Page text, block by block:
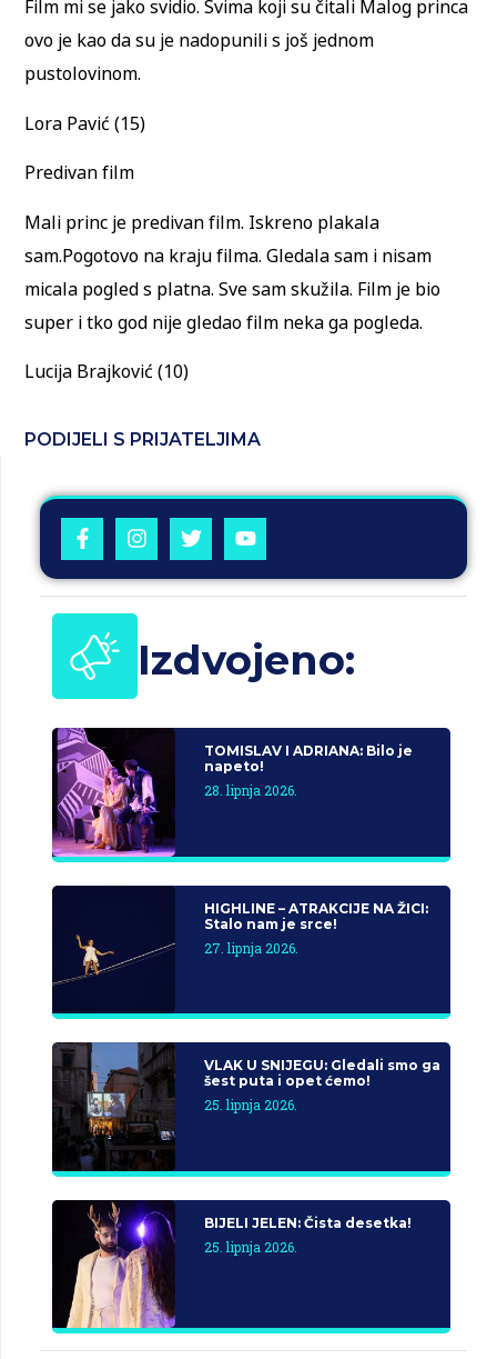
Film mi se jako svidio. Svima koji su čitali Malog princa
ovo je kao da su je nadopunili s još jednom
pustolovinom.
Lora Pavić (15)
Predivan film
Mali princ je predivan film. Iskreno plakala
sam.Pogotovo na kraju filma. Gledala sam i nisam
micala pogled s platna. Sve sam skužila. Film je bio
super i tko god nije gledao film neka ga pogleda.
Lucija Brajković (10)
PODIJELI S PRIJATELJIMA
Izdvojeno:
TOMISLAV I ADRIANA: Bilo je
napeto!
28. lipnja 2026.
HIGHLINE – ATRAKCIJE NA ŽICI:
Stalo nam je srce!
27. lipnja 2026.
VLAK U SNIJEGU: Gledali smo ga
šest puta i opet ćemo!
25. lipnja 2026.
BIJELI JELEN: Čista desetka!
25. lipnja 2026.